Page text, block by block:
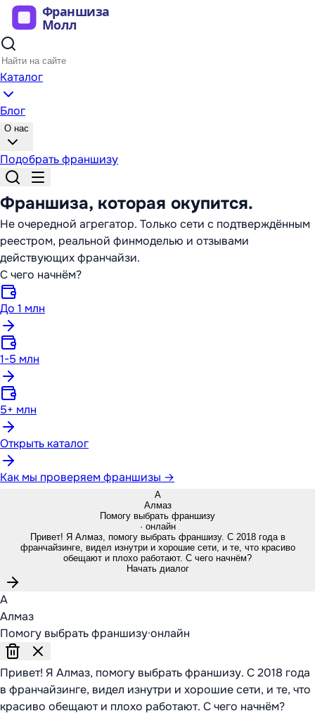
Каталог
Блог
О нас
Подобрать франшизу
Франшиза, которая окупится.
Не очередной агрегатор. Только сети с подтверждённым
реестром, реальной финмоделью и отзывами
действующих франчайзи.
С чего начнём?
До 1 млн
1-5 млн
5+ млн
Открыть каталог
Как мы проверяем франшизы →
А
Алмаз
Помогу выбрать франшизу
· онлайн
Привет! Я Алмаз, помогу выбрать франшизу. С 2018 года в
франчайзинге, видел изнутри и хорошие сети, и те, что красиво
обещают и плохо работают. С чего начнём?
Начать диалог
А
Алмаз
Помогу выбрать франшизу·онлайн
Привет! Я Алмаз, помогу выбрать франшизу. С 2018 года
в франчайзинге, видел изнутри и хорошие сети, и те, что
красиво обещают и плохо работают. С чего начнём?